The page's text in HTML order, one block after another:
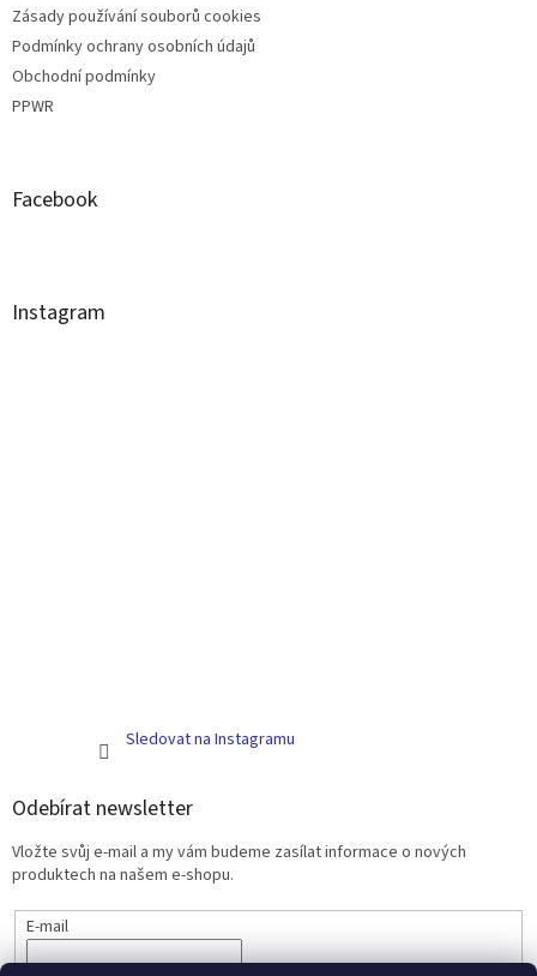
Zásady používání souborů cookies
Podmínky ochrany osobních údajů
Obchodní podmínky
PPWR
Facebook
Instagram
Sledovat na Instagramu
Odebírat newsletter
Vložte svůj e-mail a my vám budeme zasílat informace o nových
produktech na našem e-shopu.
E-mail